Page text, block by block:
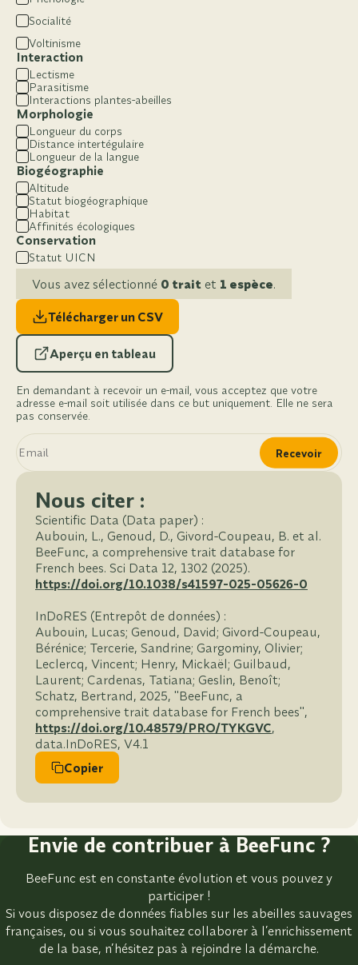
Socialité
Voltinisme
Interaction
Lectisme
Parasitisme
Interactions plantes-abeilles
Morphologie
Longueur du corps
Distance intertégulaire
Longueur de la langue
Biogéographie
Altitude
Statut biogéographique
Habitat
Affinités écologiques
Conservation
Statut UICN
Vous avez sélectionné 0 trait et 1 espèce.
Télécharger un CSV
Aperçu en tableau
En demandant à recevoir un e-mail, vous acceptez que votre
adresse e-mail soit utilisée dans ce but uniquement. Elle ne sera
pas conservée.
Recevoir
Nous citer :
Scientific Data (Data paper) :
Aubouin, L., Genoud, D., Givord-Coupeau, B. et al.
BeeFunc, a comprehensive trait database for
French bees. Sci Data 12, 1302 (2025).
https://doi.org/10.1038/s41597-025-05626-0
InDoRES (Entrepôt de données) :
Aubouin, Lucas; Genoud, David; Givord-Coupeau,
Bérénice; Tercerie, Sandrine; Gargominy, Olivier;
Leclercq, Vincent; Henry, Mickaël; Guilbaud,
Laurent; Cardenas, Tatiana; Geslin, Benoît;
Schatz, Bertrand, 2025, "BeeFunc, a
comprehensive trait database for French bees",
https://doi.org/10.48579/PRO/TYKGVC,
data.InDoRES, V4.1
Copier
Envie de contribuer à BeeFunc ?
BeeFunc est en constante évolution et vous pouvez y
participer !
Si vous disposez de données fiables sur les abeilles sauvages
françaises, ou si vous souhaitez collaborer à l’enrichissement
de la base, n’hésitez pas à rejoindre la démarche.